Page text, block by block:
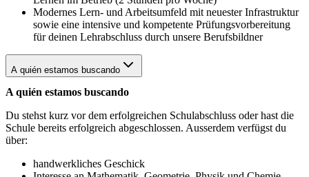
Modernes Lern- und Arbeitsumfeld mit neuester Infrastruktur
sowie eine intensive und kompetente Prüfungsvorbereitung
für deinen Lehrabschluss durch unsere Berufsbildner
A quién estamos buscando
A quién estamos buscando
Du stehst kurz vor dem erfolgreichen Schulabschluss oder hast die
Schule bereits erfolgreich abgeschlossen. Ausserdem verfügst du
über:
handwerkliches Geschick